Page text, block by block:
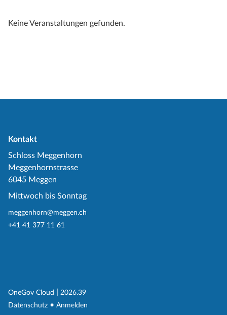
Keine Veranstaltungen gefunden.
Kontakt
Schloss Meggenhorn
Meggenhornstrasse
6045 Meggen
Mittwoch bis Sonntag
meggenhorn@meggen.ch
+41 41 377 11 61
OneGov Cloud (External Link)
2026.39
Datenschutz (External Link)
Anmelden